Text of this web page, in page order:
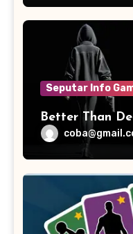
Seputar Info
Better Than